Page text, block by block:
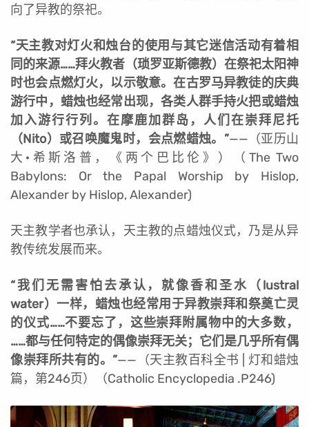
向了异教的祭祀。
“天主教对灯火和烛台的使用与其它迷信活动有着相
同的来源……拜火教者（琐罗亚斯德教）在祭祀太阳神
时也会点燃灯火，以示敬意。在古罗马异教徒的庆典
游行中，蜡烛也经常出现，各类人群手持火把或蜡烛
加入游行行列。在摩鹿加群岛，人们在崇拜尼托
（Nito）或召唤魔鬼时，会点燃蜡烛。”——（亚历山
大·希斯洛普，《两个巴比伦》）（The Two
Babylons: Or the Papal Worship by Hislop,
Alexander by Hislop, Alexander)
天主教学者也承认，天主教的点蜡烛仪式，乃是从异
教传统发展而来。
“我们无需害怕去承认，就像香和圣水（lustral
water）一样，蜡烛也经常用于异教崇拜和祭奠亡灵
的仪式……不要忘了，这些崇拜附属物中的大多数，
……都与任何特定的偶像崇拜无关；它们是几乎所有偶
像崇拜所共有的。”——（天主教百科全书 | 灯和蜡烛
篇，第246页）（Catholic Encyclopedia .P246)